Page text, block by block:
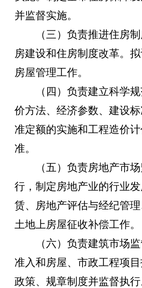
并监督实施。
（三）负责推进住房
房建设和住房制度改革。
房屋管理工作。
（四）负责建立科学
价方法、经济参数、建设
准定额的实施和工程造价
准。
（五）负责房地产市
行，制定房地产业的行业
赁、房地产评估与经纪管
土地上房屋征收补偿工作。
（六）负责建筑市场监
准入和房屋、市政工程项
政策、规章制度并监督执